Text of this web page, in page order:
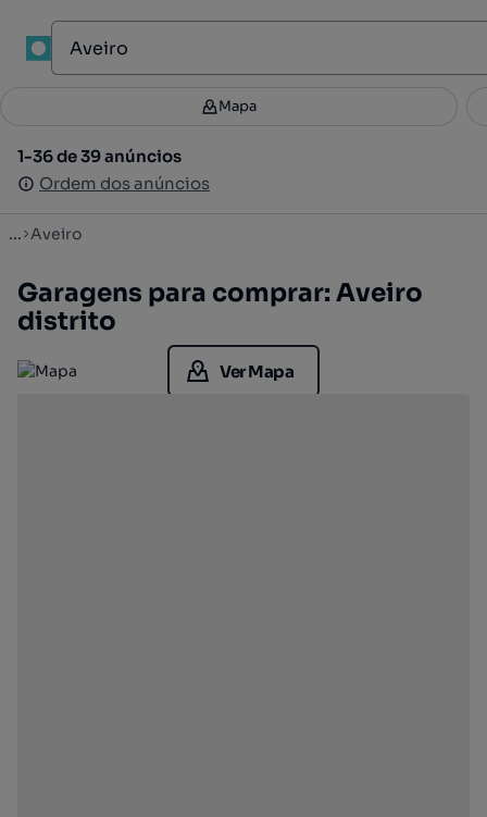
Filtros 2
1-36 de 39 anúncios
Ordem dos anúncios
Mapa
1-36 de 39 anúncios
Ordem dos anúncios
... Aveiro
Garagens para comprar: Aveiro
distrito
Ver Mapa